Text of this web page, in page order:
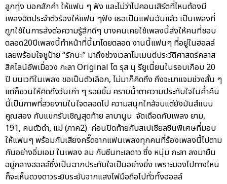
ลูกทุ่ง บอกสักคำ ให้แฟน ๆ ฟัง และไม่ว่าไปคอนเสิร์ตที่ไหนต้องมี
เพลงฮิตประจำตัวร้องให้แฟน ๆฟัง เธอเป็นแฟนฉันแล้ว เป็นเพลงที่
ถูกใช้ในการส่งต่อความรู้สึกดีๆ บางคนเคยใช้เพลงนี้ส่งให้คนที่ชอบ
ตลอด20ปีเพลงนี้ทำหน้าที่นี้มาโดยตลอด งานนี้แฟนๆ ที่อยู่ในฮอลล์
เลยพร้อมใจชูป้าย “รักนะ” มาถึงช่วงเวลาโมเมนต์ประวัติศาสตร์คลาส
สิคไลน์อัพเมื่อวง กะลา Original โต รุส นุ รียูเนี่ยนในรอบเกือบ 20
ปี บนเวทีในเพลง ขอเป็นตัวเลือก, ไม่มาก็คิดถึง ถึงจะมาแจมช่วงสั้น ๆ
แต่ก็ชวนให้คิดถึงวันเก่า ๆ รอยยิ้ม คราบน้ำตาความประทับใจในค่ำคืน
นี้เป็นภาพที่สวยงามในใจตลอดไป ความสนุกใกล้จบแต่ยังมันส์แบบ
คูณสอง กับแขกรับเชิญสุดท้าย ลาบานูน จัดเดือดกับเพลง ยาม,
191, คนตัวดำ, แม่ (ภาค2) ก่อนปิดท้ายกับสเปเชียลซีนพิเศษที่มอบ
ให้แฟนๆ พร้อมกับเสียงกรี๊ดจากแฟนเพลงทุกคนที่ร้องเพลงนี้ไปตาม
กันอย่างอิ่มเอม ในเพลง ลม กับซีนทะเลดาว ซึ่ง หนุ่ม กะลา ลงมายืน
อยู่กลางฮอลล์ซึ่งเป็นฉากประทับใจเป็นอย่างยิ่ง เพราะมองไปทางไหน
ก็จะเห็นดวงดาวระยิบระยับจากแสงไฟมือถือไปทั่วทั้งฮอลล์